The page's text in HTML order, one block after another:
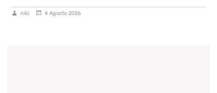
niki 4 Agosto 2026